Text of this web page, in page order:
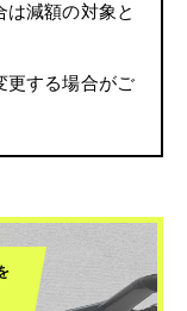
は減額の対象と
更する場合がご